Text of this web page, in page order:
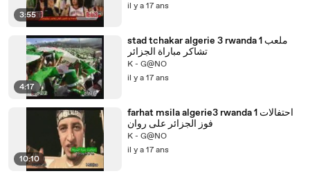
3:55
il y a 17 ans
4:17
stad tchakar algerie 3 rwanda 1 ملعب
تشاكر مباراة الجزائر
K - G@NO
il y a 17 ans
10:10
farhat msila algerie3 rwanda 1 احتفالات
فوز الجزائر على روان
K - G@NO
il y a 17 ans